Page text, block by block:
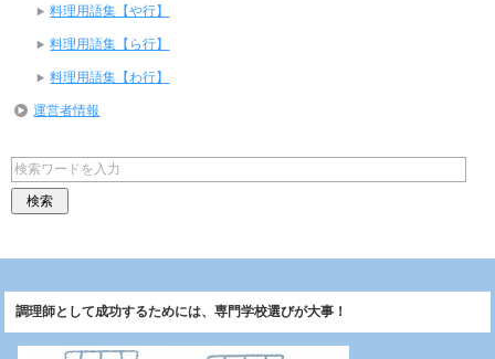
料理用語集【や行】
料理用語集【ら行】
料理用語集【わ行】
運営者情報
調理師として成功するためには、専門学校選びが大事！